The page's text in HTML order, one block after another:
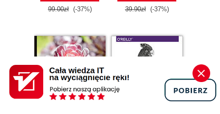
99.00zł (-37%) 39.90zł (-37%)